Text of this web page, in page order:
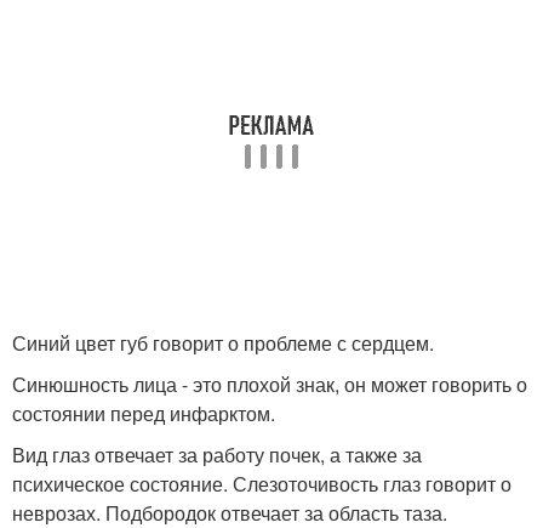
Синий цвет губ говорит о проблеме с сердцем.
Синюшность лица - это плохой знак, он может говорить о
состоянии перед инфарктом.
Вид глаз отвечает за работу почек, а также за
психическое состояние. Слезоточивость глаз говорит о
неврозах. Подбородок отвечает за область таза.